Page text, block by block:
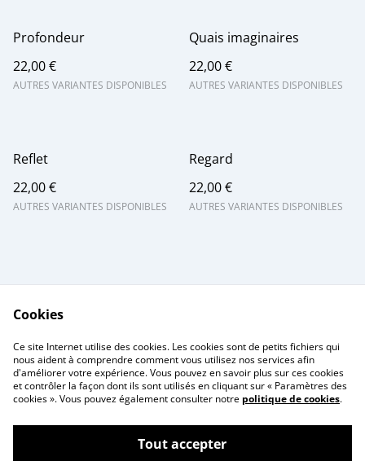
Profondeur
22,00 €
AUTRES VARIANTES DISPONIBLES
Quais imaginaires
22,00 €
AUTRES VARIANTES DISPONIBLES
Reflet
22,00 €
AUTRES VARIANTES DISPONIBLES
Regard
22,00 €
AUTRES VARIANTES DISPONIBLES
Me contacter
Legal Terms
Privacy Policy
Cookie Policy
Cookies
Ce site Internet utilise des cookies. Les cookies sont de petits fichiers qui
nous aident à comprendre comment vous utilisez nos services afin
d'améliorer votre expérience. Vous pouvez en savoir plus sur ces cookies
et contrôler la façon dont ils sont utilisés en cliquant sur « Paramètres des
cookies ». Vous pouvez également consulter notre politique de cookies.
Tout accepter